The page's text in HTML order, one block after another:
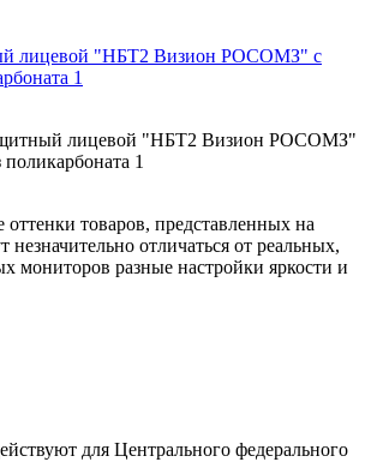
товаров, представленных на
незначительно отличаться от реальных,
мониторов разные настройки яркости и
для Центрального федерального